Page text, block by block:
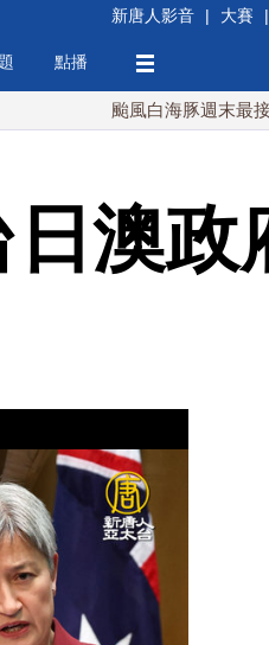
新唐人影音 | 大賽 |
點播
颱風白海豚週末最接近台灣
澳政